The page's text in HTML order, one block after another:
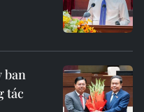
ban
tác